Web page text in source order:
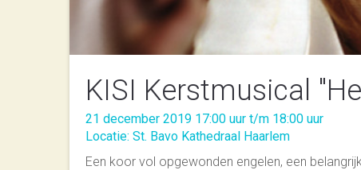
KISI Kerstmusical
21 december 2019 17:00 uur t/m 18:00 uur
Locatie: St. Bavo Kathedraal Haarlem
Een koor vol opgewonden engelen, een